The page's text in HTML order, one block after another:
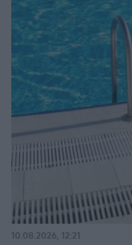
10.08.2026, 12:21